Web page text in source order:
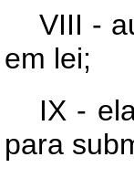
VIII -
em lei;
IX -
para